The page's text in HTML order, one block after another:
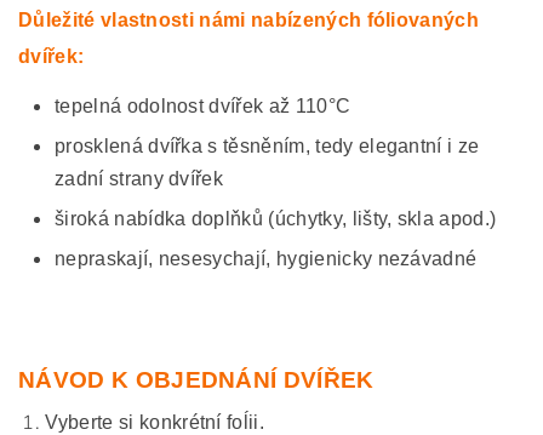
Důležité vlastnosti námi nabízených fóliovaných
dvířek:
tepelná odolnost dvířek až 110°C
prosklená dvířka s těsněním, tedy elegantní i ze
zadní strany dvířek
široká nabídka doplňků (úchytky, lišty, skla apod.)
nepraskají, nesesychají, hygienicky nezávadné
NÁVOD K OBJEDNÁNÍ DVÍŘEK
Vyberte si konkrétní foĺii.